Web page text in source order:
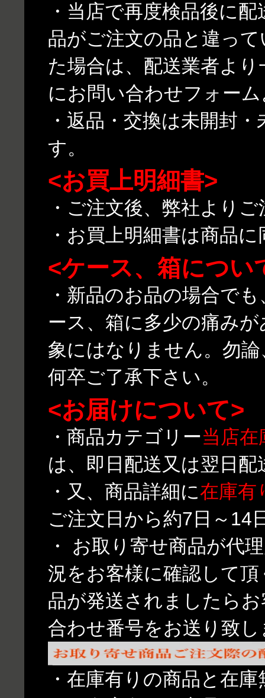
・当店で再度検品後に
品がご注文の品と違っ
た場合は、配送業者よ
にお問い合わせフォー
・返品・交換は未開封
す。
<お買上明細書>
・ご注文後、弊社より
・お買上明細書は商品
<ケース、箱につい
・新品のお品の場合で
ース、箱に多少の痛み
象にはなりません。勿
何卒ご了承下さい。
<お届けについて>
・商品カテゴリー当店在
は、即日配送又は翌日
・又、商品詳細に在庫有
ご注文日から約7日～14
・ お取り寄せ商品が代
況をお客様に確認して
品が発送されましたら
合わせ番号をお送り致し
・在庫有りの商品と在